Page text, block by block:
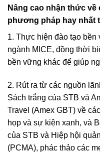
Nâng cao nhận thức
phương pháp hay nhất
1. Thực hiện đào tạo
ngành MICE, đồng thời
bền vững khác để giúp
2. Rút ra từ các nguồn
Sách trắng của STB và
Travel (Amex GBT) về
họp và sự kiện xanh, và
của STB và Hiệp hội
(PCMA), phác thảo các